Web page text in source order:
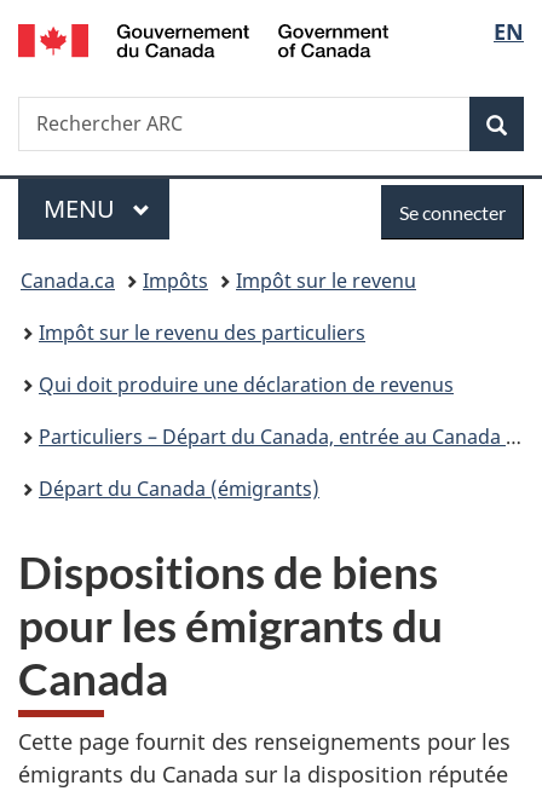
Passer
au
Passer
à
du
Passer
à
simplifiée
de
la
EN
Recherche
Rechercher
ARC
Menu
MENU PRINCIPAL
connecter
Se connecter
Vous
êtes
ici :
Canada.ca Impôts
Impôt sur le revenu
Impôt sur le revenu des particuliers
Qui doit produire une déclaration de revenus
Particuliers – Départ du Canada, entrée au Canada et non-résidents
Départ du Canada (émigrants)
Dispositions de biens
pour les émigrants du
Canada
Cette page fournit des renseignements pour les
émigrants du Canada sur la disposition réputée